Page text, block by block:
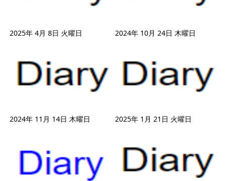
2025年 4月 8日 火曜日 2024年 10月 24日 木曜日
2024年 11月 14日 木曜日 2025年 1月 21日 火曜日